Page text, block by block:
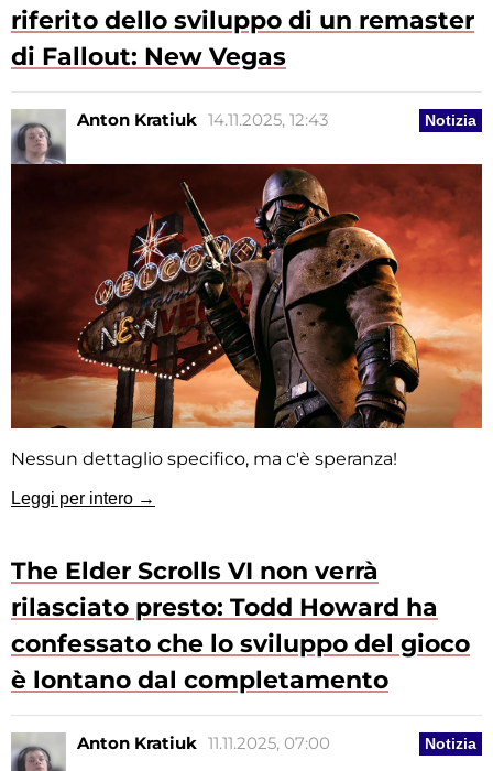
riferito dello sviluppo di un remaster
di Fallout: New Vegas
Notizia
Anton Kratiuk 14.11.2025, 12:43
Nessun dettaglio specifico, ma c'è speranza!
Leggi per intero →
The Elder Scrolls VI non verrà
rilasciato presto: Todd Howard ha
confessato che lo sviluppo del gioco
è lontano dal completamento
Notizia
Anton Kratiuk 11.11.2025, 07:00